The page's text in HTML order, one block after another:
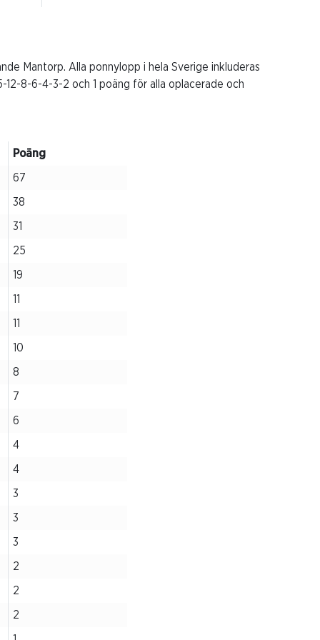
Mantorp. Alla ponnylopp i hela Sverige inkluderas
8-6-4-3-2 och 1 poäng för alla oplacerade och
Poäng
67
38
31
25
19
11
11
10
8
7
6
4
4
3
3
3
2
2
2